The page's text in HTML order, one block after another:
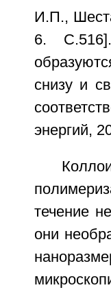
И.П.,
6.
снизу и
энергий,
течение
они